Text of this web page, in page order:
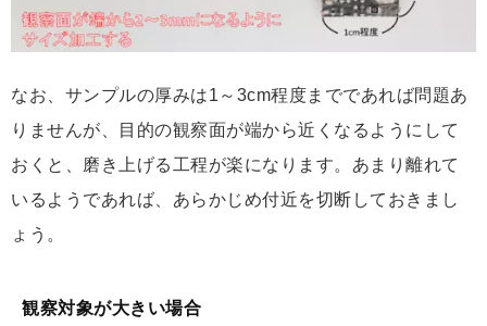
なお、サンプルの厚みは1～3cm程度までであれば問題あ
りませんが、目的の観察面が端から近くなるようにして
おくと、磨き上げる工程が楽になります。あまり離れて
いるようであれば、あらかじめ付近を切断しておきまし
ょう。
観察対象が大きい場合